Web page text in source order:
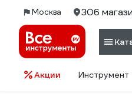
Москва 306
Акции Инструмент